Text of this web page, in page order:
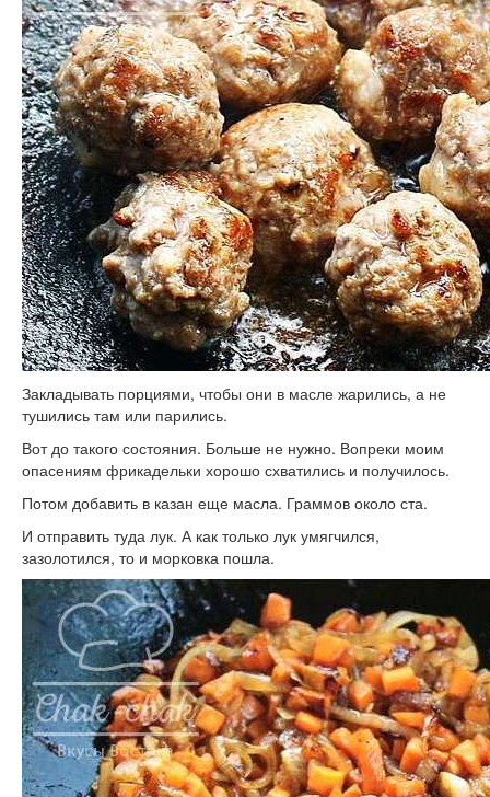
Закладывать порциями, чтобы они в масле жарились, а не
тушились там или парились.
Вот до такого состояния. Больше не нужно. Вопреки моим
опасениям фрикадельки хорошо схватились и получилось.
Потом добавить в казан еще масла. Граммов около ста.
И отправить туда лук. А как только лук умягчился,
зазолотился, то и морковка пошла.